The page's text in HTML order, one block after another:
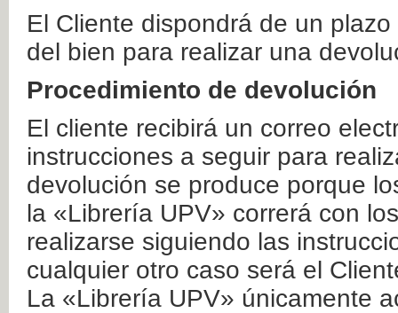
El Cliente dispondrá de un
del bien para realizar una
Procedimiento de devolución
El cliente recibirá un correo
instrucciones a seguir para
devolución se produce porque
la «Librería UPV» correrá con
realizarse siguiendo las
cualquier otro caso será el
La «Librería UPV» únicamente